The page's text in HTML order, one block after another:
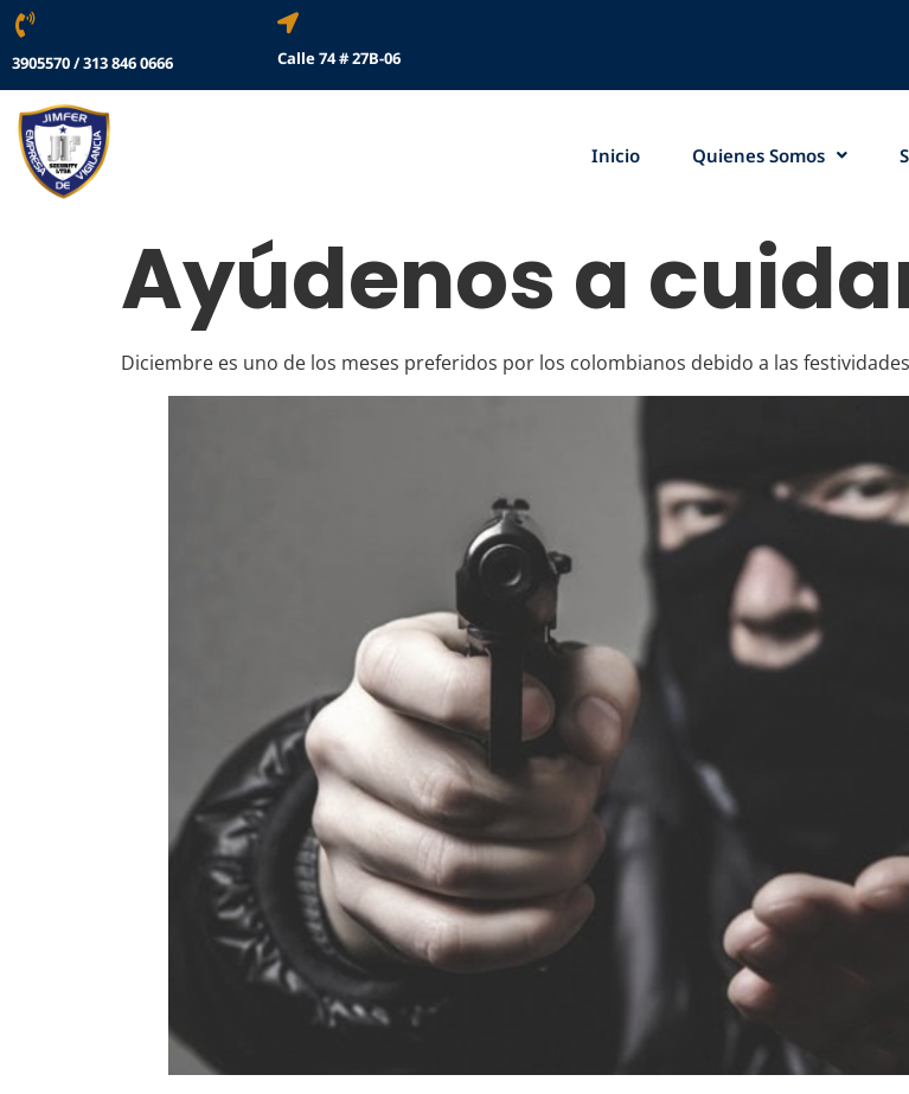
3905570 / 313 846 0666 Calle 74 # 27B-06
Inicio Quienes Somos
Ayúdenos a
Diciembre es uno de los meses preferidos por los colombianos debido a las